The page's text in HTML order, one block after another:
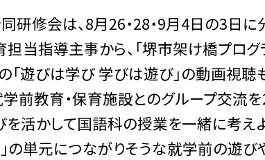
修会は、8月26・28・9月4日の3日に
当指導主事から、「堺市架け橋プログ
「遊びは学び 学びは遊び」の動画視聴
前教育・保育施設とのグループ交流を
を活かして国語科の授業を一緒に考えよ
の単元につながりそうな就学前の遊